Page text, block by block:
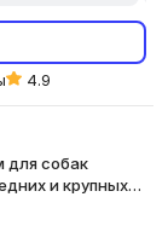
4.9
для собак
и крупных